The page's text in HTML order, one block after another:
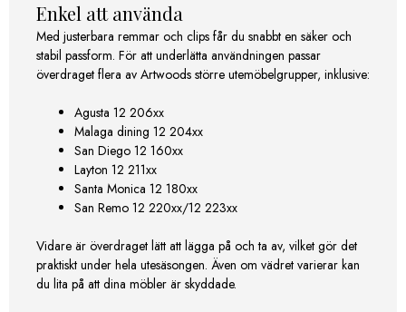
Enkel att använda
Med justerbara remmar och clips får du snabbt en säker och
stabil passform. För att underlätta användningen passar
överdraget flera av Artwoods större utemöbelgrupper, inklusive:
Agusta 12 206xx
Malaga dining 12 204xx
San Diego 12 160xx
Layton 12 211xx
Santa Monica 12 180xx
San Remo 12 220xx/12 223xx
Vidare är överdraget lätt att lägga på och ta av, vilket gör det
praktiskt under hela utesäsongen. Även om vädret varierar kan
du lita på att dina möbler är skyddade.